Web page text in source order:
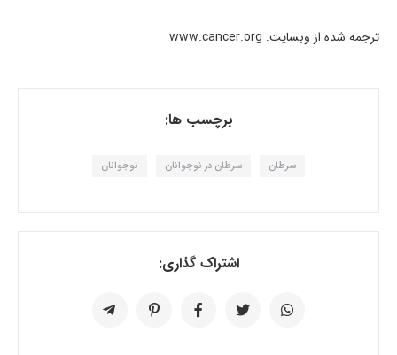
ترجمه شده از وبسایت: www.cancer.org
برچسب ها:
سرطان سرطان در نوجوانان نوجوانان
اشتراک گذاری: